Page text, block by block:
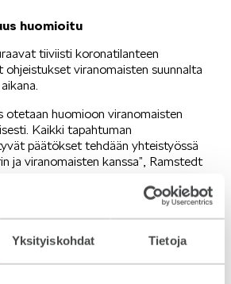
Yksityiskohdat Tietoja
ŠKODAMME
PALVELEE
huomioitu
tiiviisti koronatilanteen
ohjeistukset viranomaisten suunnalta
otetaan huomioon viranomaisten
Kaikki tapahtuman
päätökset tehdään yhteistyössä
ja viranomaisten kanssa”, Ramstedt